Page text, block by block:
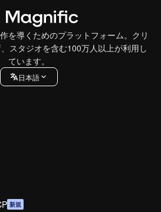
を導くためのプラットフォーム。クリ
スタジオを含む100万人以上が利用し
ています。
日本語
新規